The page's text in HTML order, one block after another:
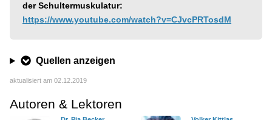
der Schultermuskulatur:
https://www.youtube.com/watch?v=CJvcPRTosdM
Quellen anzeigen
aktualisiert am 02.12.2019
Autoren & Lektoren